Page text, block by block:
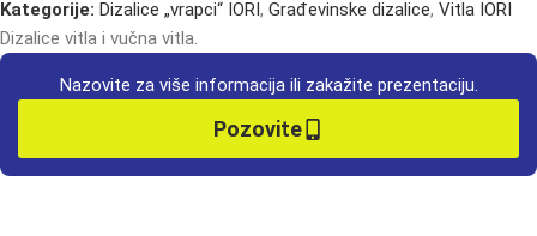
Kategorije: Dizalice „vrapci“ IORI, Građevinske dizalice, Vitla IORI
Dizalice vitla i vučna vitla.
Nazovite za više informacija ili zakažite prezentaciju.
Pozovite